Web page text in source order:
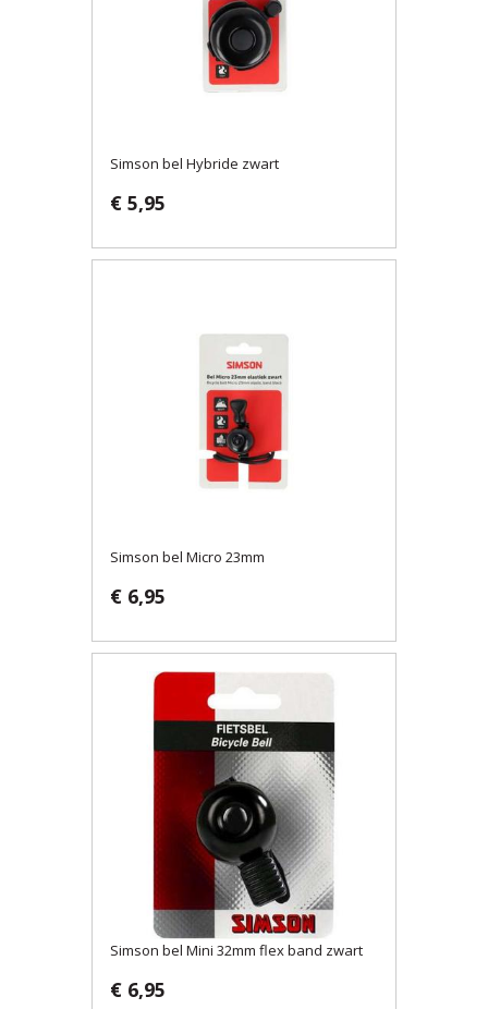
Simson bel Hybride zwart
€ 5,95
Simson bel Micro 23mm
€ 6,95
Simson bel Mini 32mm flex band zwart
€ 6,95